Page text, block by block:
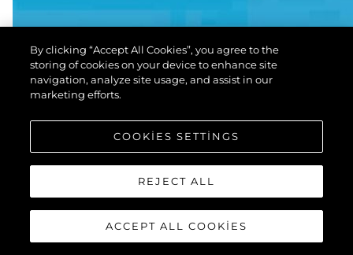
By clicking “Accept All Cookies”, you agree to the
storing of cookies on your device to enhance site
navigation, analyze site usage, and assist in our
marketing efforts.
COOKIES SETTINGS
REJECT ALL
ACCEPT ALL COOKIES